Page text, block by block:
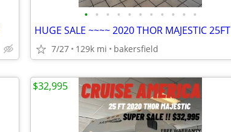
• • • • • • • • • • •
HUGE SALE ~~~~ 2020 THOR MAJESTIC 25FT
7/27 129k mi bakersfield
$32,995